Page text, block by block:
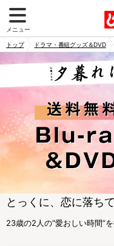
メニュー
トップ ドラマ・番組グッズ＆DVD
とっくに、恋に落ちて
23歳の2人の“愛おしい時間”